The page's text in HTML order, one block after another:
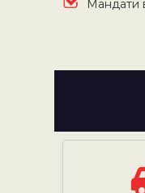
Мандати